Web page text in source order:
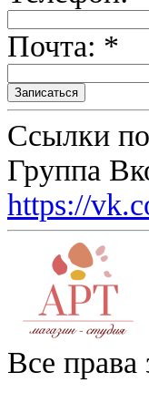
Почта: *
Ссылки
Группа
https://
Все